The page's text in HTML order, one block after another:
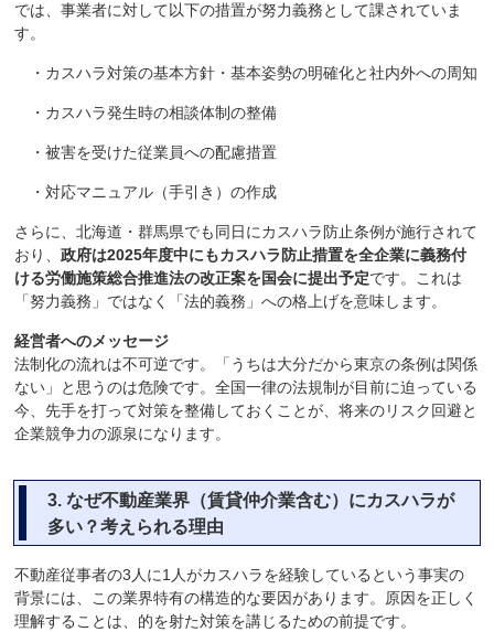
では、事業者に対して以下の措置が努力義務として課されていま
す。
・カスハラ対策の基本方針・基本姿勢の明確化と社内外への周知
・カスハラ発生時の相談体制の整備
・被害を受けた従業員への配慮措置
・対応マニュアル（手引き）の作成
さらに、北海道・群馬県でも同日にカスハラ防止条例が施行されて
おり、政府は2025年度中にもカスハラ防止措置を全企業に義務付
ける労働施策総合推進法の改正案を国会に提出予定です。これは
「努力義務」ではなく「法的義務」への格上げを意味します。
経営者へのメッセージ
法制化の流れは不可逆です。「うちは大分だから東京の条例は関係
ない」と思うのは危険です。全国一律の法規制が目前に迫っている
今、先手を打って対策を整備しておくことが、将来のリスク回避と
企業競争力の源泉になります。
3. なぜ不動産業界（賃貸仲介業含む）にカスハラが
多い？考えられる理由
不動産従事者の3人に1人がカスハラを経験しているという事実の
背景には、この業界特有の構造的な要因があります。原因を正しく
理解することは、的を射た対策を講じるための前提です。